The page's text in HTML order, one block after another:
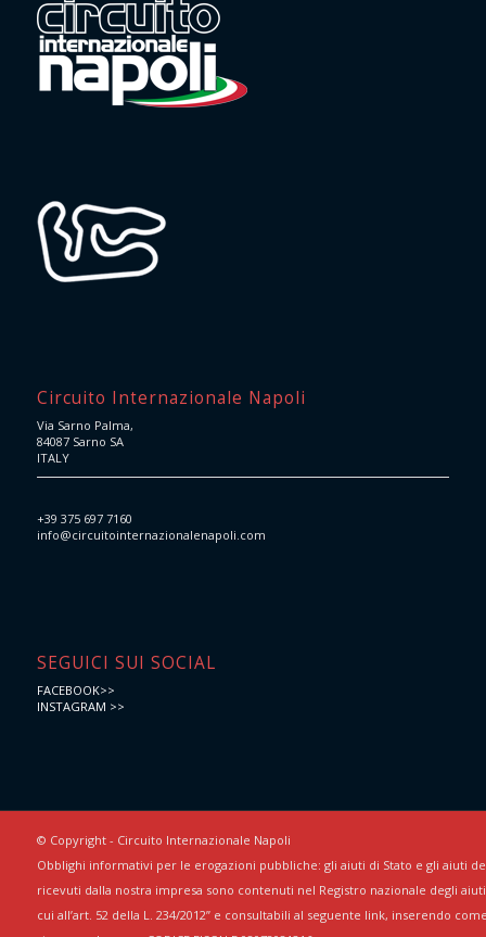
Circuito Internazionale Napoli
Via Sarno Palma,
84087 Sarno SA
ITALY
+39 375 697 7160
info@circuitointernazionalenapoli.com
SEGUICI SUI SOCIAL
FACEBOOK>>
INSTAGRAM >>
© Copyright - Circuito Internazionale Napoli
Obblighi informativi per le erogazioni pubbliche: gli aiuti di Stato e gli aiuti
ricevuti dalla nostra impresa sono contenuti nel Registro nazionale degli
cui all’art. 52 della L. 234/2012” e consultabili al seguente link, inserendo